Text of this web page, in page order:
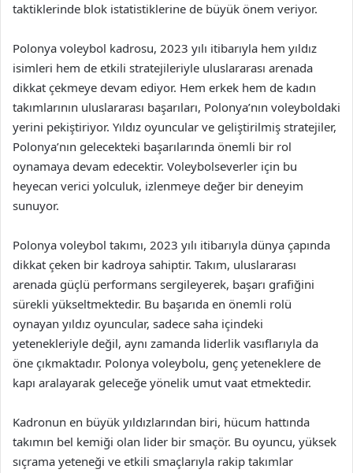
taktiklerinde blok istatistiklerine de büyük önem veriyor.
Polonya voleybol kadrosu, 2023 yılı itibarıyla hem yıldız
isimleri hem de etkili stratejileriyle uluslararası arenada
dikkat çekmeye devam ediyor. Hem erkek hem de kadın
takımlarının uluslararası başarıları, Polonya’nın voleyboldaki
yerini pekiştiriyor. Yıldız oyuncular ve geliştirilmiş stratejiler,
Polonya’nın gelecekteki başarılarında önemli bir rol
oynamaya devam edecektir. Voleybolseverler için bu
heyecan verici yolculuk, izlenmeye değer bir deneyim
sunuyor.
Polonya voleybol takımı, 2023 yılı itibarıyla dünya çapında
dikkat çeken bir kadroya sahiptir. Takım, uluslararası
arenada güçlü performans sergileyerek, başarı grafiğini
sürekli yükseltmektedir. Bu başarıda en önemli rolü
oynayan yıldız oyuncular, sadece saha içindeki
yetenekleriyle değil, aynı zamanda liderlik vasıflarıyla da
öne çıkmaktadır. Polonya voleybolu, genç yeteneklere de
kapı aralayarak geleceğe yönelik umut vaat etmektedir.
Kadronun en büyük yıldızlarından biri, hücum hattında
takımın bel kemiği olan lider bir smaçör. Bu oyuncu, yüksek
sıçrama yeteneği ve etkili smaçlarıyla rakip takımlar